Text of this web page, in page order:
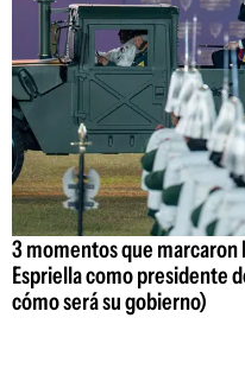
3 momentos que marcaron
Espriella como presidente
cómo será su gobierno)